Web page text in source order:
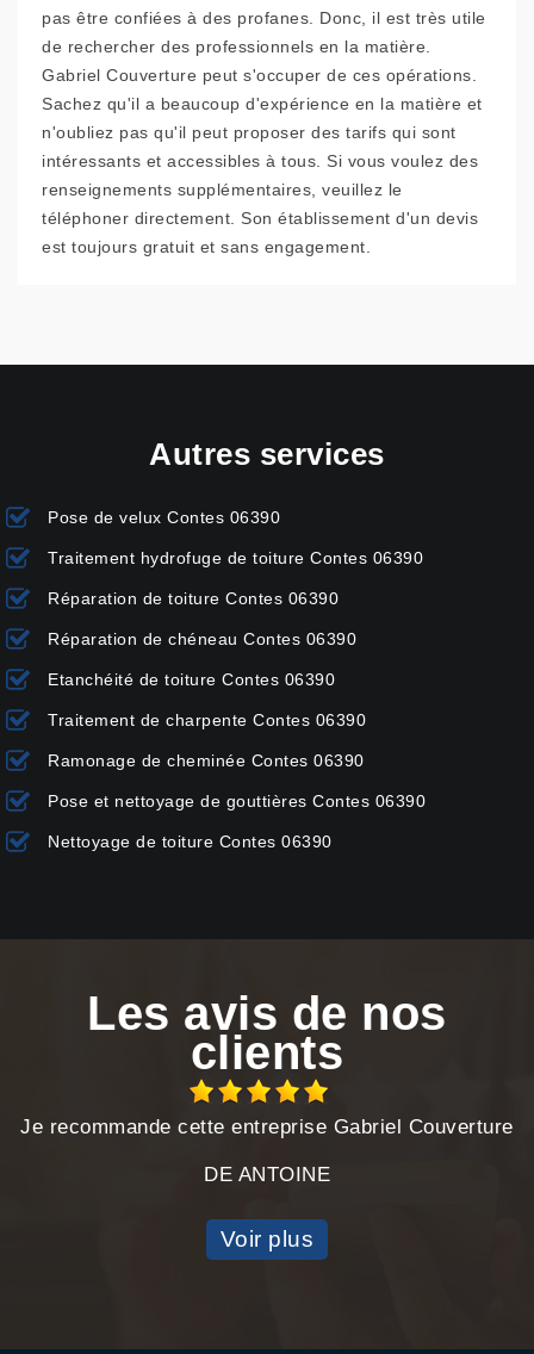
pas être confiées à des profanes. Donc, il est très utile
de rechercher des professionnels en la matière.
Gabriel Couverture peut s'occuper de ces opérations.
Sachez qu'il a beaucoup d'expérience en la matière et
n'oubliez pas qu'il peut proposer des tarifs qui sont
intéressants et accessibles à tous. Si vous voulez des
renseignements supplémentaires, veuillez le
téléphoner directement. Son établissement d'un devis
est toujours gratuit et sans engagement.
Autres services
Pose de velux Contes 06390
Traitement hydrofuge de toiture Contes 06390
Réparation de toiture Contes 06390
Réparation de chéneau Contes 06390
Etanchéité de toiture Contes 06390
Traitement de charpente Contes 06390
Ramonage de cheminée Contes 06390
Pose et nettoyage de gouttières Contes 06390
Nettoyage de toiture Contes 06390
Les avis de nos
clients
Je recommande cette entreprise Gabriel Couverture
DE ANTOINE
Voir plus